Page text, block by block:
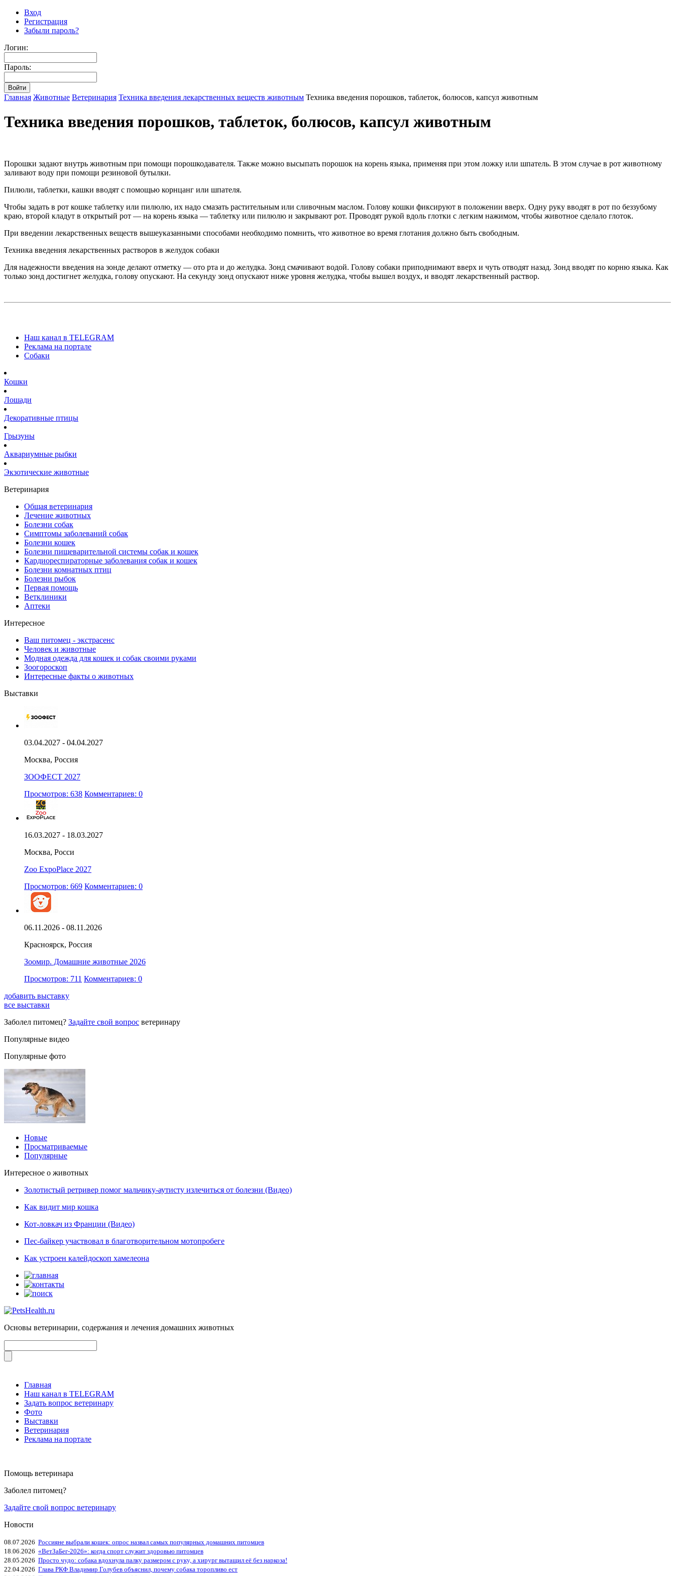
Вход
Регистрация
Забыли пароль?
Логин:
Пароль:
Главная Животные Ветеринария Техника введения лекарственных веществ животным Техника введения порошков, таблеток, болюсов, капсул животным
Техника введения порошков, таблеток, болюсов, капсул животным
Порошки задают внутрь животным при помощи порошкодавателя. Также можно высыпать порошок на корень языка, применяя при этом ложку или шпатель. В этом случае в рот животному
заливают воду при помощи резиновой бутылки.
Пилюли, таблетки, кашки вводят с помощью корнцанг или шпателя.
Чтобы задать в рот кошке таблетку или пилюлю, их надо смазать растительным или сливочным маслом. Голову кошки фиксируют в положении вверх. Одну руку вводят в рот по беззубому
краю, второй кладут в открытый рот — на корень языка — таблетку или пилюлю и закрывают рот. Проводят рукой вдоль глотки с легким нажимом, чтобы животное сделало глоток.
При введении лекарственных веществ вышеуказанными способами необходимо помнить, что животное во время глотания должно быть свободным.
Техника введения лекарственных растворов в желудок собаки
Для надежности введения на зонде делают отметку — ото рта и до желудка. Зонд смачивают водой. Голову собаки приподнимают вверх и чуть отводят назад. Зонд вводят по корню языка. Как
только зонд достигнет желудка, голову опускают. На секунду зонд опускают ниже уровня желудка, чтобы вышел воздух, и вводят лекарственный раствор.
Наш канал в TELEGRAM
Реклама на портале
Собаки
Кошки
Лошади
Декоративные птицы
Грызуны
Аквариумные рыбки
Экзотические животные
Ветеринария
Общая ветеринария
Лечение животных
Болезни собак
Симптомы заболеваний собак
Болезни кошек
Болезни пищеварительной системы собак и кошек
Кардиореспираторные заболевания собак и кошек
Болезни комнатных птиц
Болезни рыбок
Первая помощь
Ветклиники
Аптеки
Интересное
Ваш питомец - экстрасенс
Человек и животные
Модная одежда для кошек и собак своими руками
Зоогороскоп
Интересные факты о животных
Выставки
03.04.2027 - 04.04.2027
Москва, Россия
ЗООФЕСТ 2027
Просмотров: 638 Комментариев: 0
16.03.2027 - 18.03.2027
Москва, Росси
Zoo ExpoPlace 2027
Просмотров: 669 Комментариев: 0
06.11.2026 - 08.11.2026
Красноярск, Россия
Зоомир. Домашние животные 2026
Просмотров: 711 Комментариев: 0
добавить выставку
все выставки
Заболел питомец? Задайте свой вопрос ветеринару
Популярные видео
Популярные фото
Новые
Просматриваемые
Популярные
Интересное о животных
Золотистый ретривер помог мальчику-аутисту излечиться от болезни (Видео)
Как видит мир кошка
Кот-ловкач из Франции (Видео)
Пес-байкер участвовал в благотворительном мотопробеге
Как устроен калейдоскоп хамелеона
Основы ветеринарии, содержания и лечения домашних животных
Главная
Наш канал в TELEGRAM
Задать вопрос ветеринару
Фото
Выставки
Ветеринария
Реклама на портале
Помощь ветеринара
Заболел питомец?
Задайте свой вопрос ветеринару
Новости
08.07.2026 Россияне выбрали кошек: опрос назвал самых популярных домашних питомцев
18.06.2026 «ВетЗаБег‑2026»: когда спорт служит здоровью питомцев
28.05.2026 Просто чудо: собака вдохнула палку размером с руку, а хирург вытащил её без наркоза!
22.04.2026 Глава РКФ Владимир Голубев объяснил, почему собака торопливо ест